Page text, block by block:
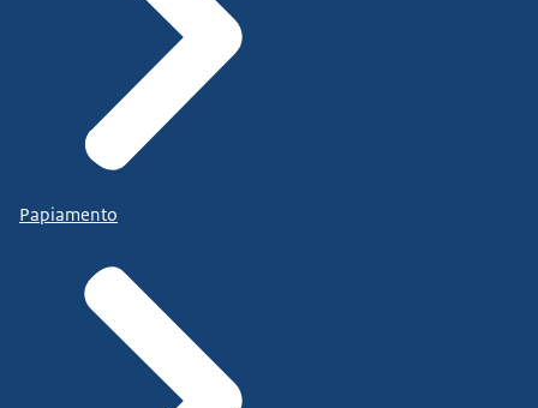
Papiamento